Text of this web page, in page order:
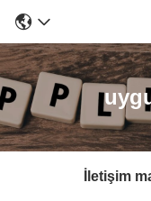
İletişim